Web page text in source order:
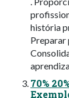
história
Preparar
70%